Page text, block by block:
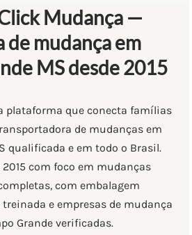
Mudança —
de mudança em
MS desde 2015
plataforma que conecta famílias
de mudanças em
qualificada e em todo o Brasil.
com foco em mudanças
com embalagem
e empresas de mudança
Grande verificadas.